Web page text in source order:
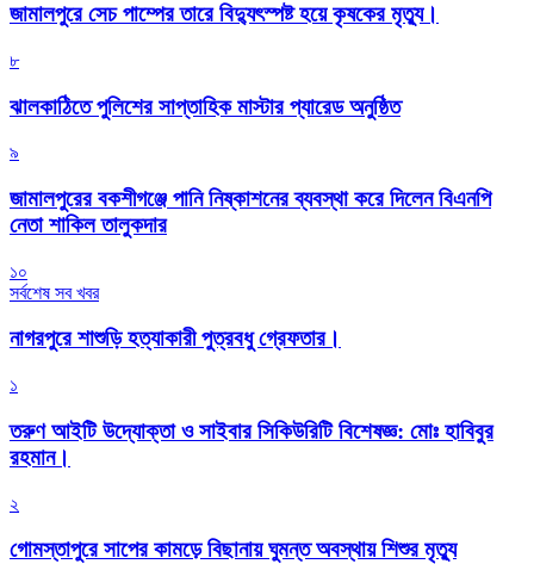
জামালপুরে সেচ পাম্পের তারে বিদ্যুৎস্পষ্ট হয়ে কৃষকের মৃত্যু।
৮
‎ঝালকাঠিতে পুলিশের সাপ্তাহিক মাস্টার প্যারেড অনুষ্ঠিত
৯
জামালপুরের বকশীগঞ্জে পানি নিষ্কাশনের ব্যবস্থা করে দিলেন বিএনপি
নেতা শাকিল তালুকদার
১০
সর্বশেষ সব খবর
নাগরপুরে শাশুড়ি হত্যাকারী পুত্রবধু গ্রেফতার।
১
তরুণ আইটি উদ্যোক্তা ও সাইবার সিকিউরিটি বিশেষজ্ঞ: মোঃ হাবিবুর
রহমান।
২
গোমস্তাপুরে সাপের কামড়ে বিছানায় ঘুমন্ত অবস্থায় শিশুর মৃত্যু